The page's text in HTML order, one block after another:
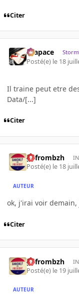
Citer
Krapace
Posté(e) le 18
Il traine peut etre
Data/[...]
Citer
pyfrombzh
Posté(e) le 18
AUTEUR
ok, j'irai voir demain,
Citer
pyfrombzh
Posté(e) le 19
AUTEUR